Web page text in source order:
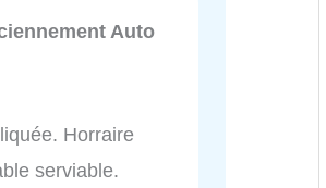
Auto
Horraire
serviable.